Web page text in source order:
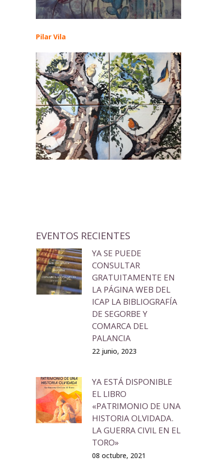
Pilar Vila
EVENTOS RECIENTES
YA SE PUEDE
CONSULTAR
GRATUITAMENTE EN
LA PÁGINA WEB DEL
ICAP LA BIBLIOGRAFÍA
DE SEGORBE Y
COMARCA DEL
PALANCIA
22 junio, 2023
YA ESTÁ DISPONIBLE
EL LIBRO
«PATRIMONIO DE UNA
HISTORIA OLVIDADA.
LA GUERRA CIVIL EN EL
TORO»
08 octubre, 2021